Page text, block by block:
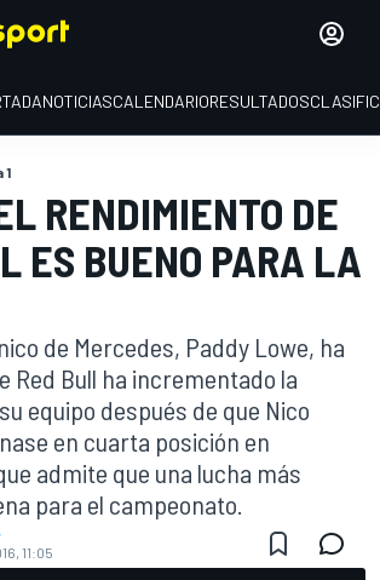
NOTICIASCALENDARIORESULTADOS
1
RENDIMIENTO DE
ES BUENO PARA LA
de Mercedes, Paddy Lowe, ha
Red Bull ha incrementado la
equipo después de que Nico
en cuarta posición en
admite que una lucha más
para el campeonato.
11:05